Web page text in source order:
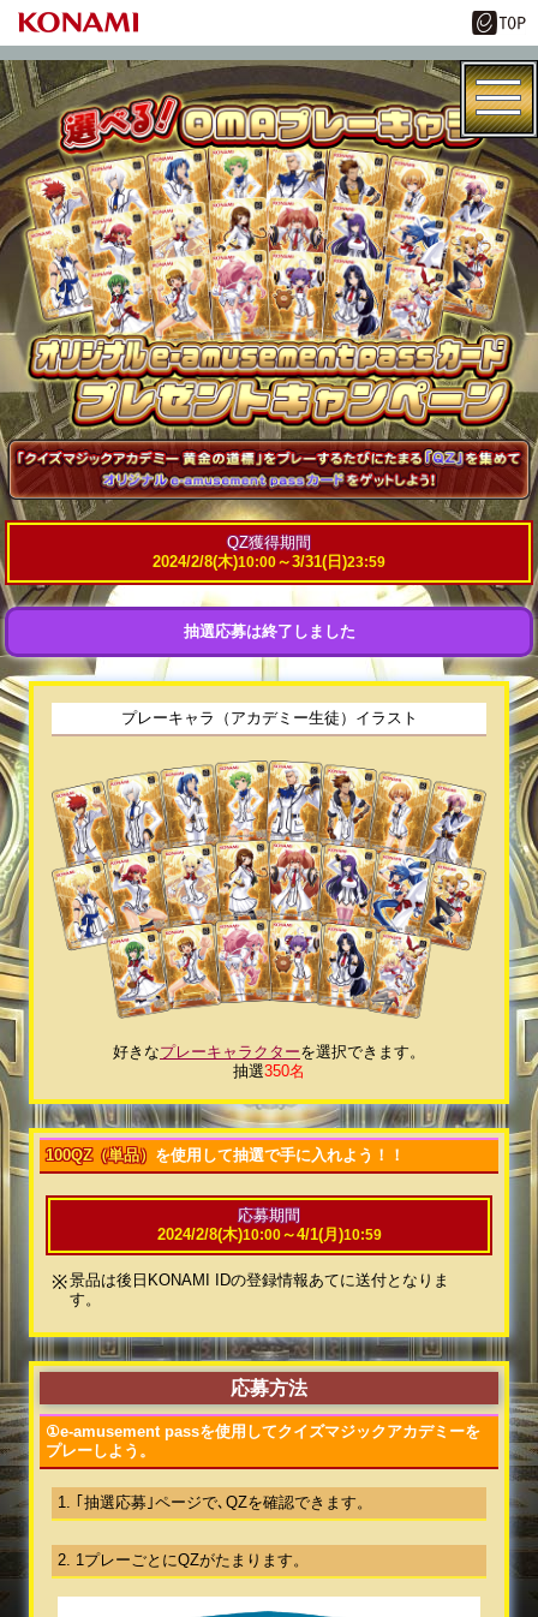
QZ獲得期間
2024/2/8(木)10:00～3/31(日)23:59
抽選応募は終了しました
プレーキャラ（アカデミー生徒）イラスト
好きなプレーキャラクターを選択できます。
抽選350名
100QZ（単品） を使用して抽選で手に入れよう！！
応募期間
2024/2/8(木)10:00～4/1(月)10:59
景品は後日KONAMI IDの登録情報あてに送付となりま
す。
応募方法
①e-amusement passを使用してクイズマジックアカデミーを
プレーしよう。
1. ｢抽選応募｣ページで､QZを確認できます。
2. 1プレーごとにQZがたまります。